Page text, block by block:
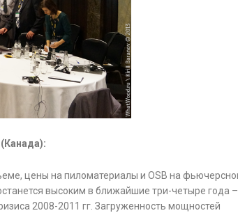
цены на пиломатериалы и OSB на
высоким в ближайшие три-четыре года –
2008-2011 гг. Загруженность мощностей